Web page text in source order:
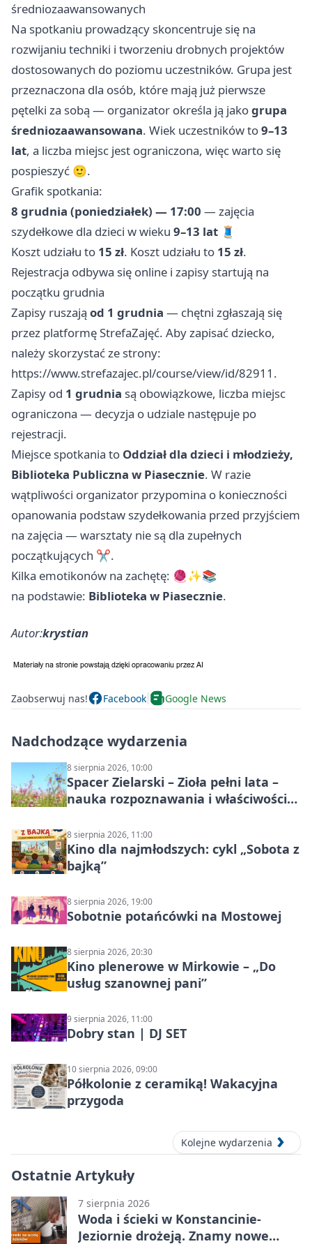
średniozaawansowanych
Na spotkaniu prowadzący skoncentruje się na
rozwijaniu techniki i tworzeniu drobnych projektów
dostosowanych do poziomu uczestników. Grupa jest
przeznaczona dla osób, które mają już pierwsze
pętelki za sobą — organizator określa ją jakogrupa
średniozaawansowana. Wiek uczestników to9–13
lat, a liczba miejsc jest ograniczona, więc warto się
pospieszyć 🙂.
Grafik spotkania:
8 grudnia (poniedziałek) — 17:00 — zajęcia
szydełkowe dla dzieci w wieku 9–13 lat 🧵
Koszt udziału to 15 zł. Koszt udziału to 15 zł.
Rejestracja odbywa się online i zapisy startują na
początku grudnia
Zapisy ruszają od 1 grudnia — chętni zgłaszają się
przez platformę StrefaZajęć. Aby zapisać dziecko,
należy skorzystać ze strony:
https://www.strefazajec.pl/course/view/id/82911.
Zapisy od 1 grudnia są obowiązkowe, liczba miejsc
ograniczona — decyzja o udziale następuje po
rejestracji.
Miejsce spotkania to Oddział dla dzieci i młodzieży,
Biblioteka Publiczna w Piasecznie. W razie
wątpliwości organizator przypomina o konieczności
opanowania podstaw szydełkowania przed przyjściem
na zajęcia — warsztaty nie są dla zupełnych
początkujących ✂️.
Kilka emotikonów na zachętę: 🧶✨📚
na podstawie: Biblioteka w Piasecznie.
Autor:krystian
Zaobserwuj nas! Facebook Google News
Nadchodzące wydarzenia
8 sierpnia 2026, 10:00
Spacer Zielarski – Zioła pełni lata –
nauka rozpoznawania i właściwości
8 sierpnia 2026, 11:00
Kino dla najmłodszych: cykl „Sobota z
bajką”
8 sierpnia 2026, 19:00
Sobotnie potańcówki na Mostowej
8 sierpnia 2026, 20:30
Kino plenerowe w Mirkowie – „Do
usług szanownej pani”
9 sierpnia 2026, 11:00
Dobry stan | DJ SET
10 sierpnia 2026, 09:00
Półkolonie z ceramiką! Wakacyjna
przygoda
Kolejne wydarzenia
Ostatnie Artykuły
7 sierpnia 2026
Woda i ścieki w Konstancinie-
Jeziornie drożeją. Znamy nowe